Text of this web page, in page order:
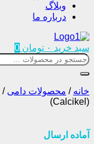
وبلاگ
درباره ما
سبد خرید ۰ تومان 0
خانه / محصولات دامی /
(Calcikel)
آماده ارسال